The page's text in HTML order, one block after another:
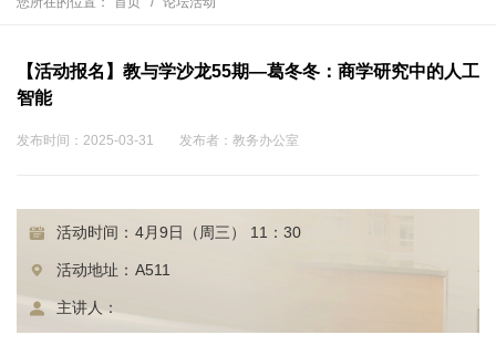
【活动报名】教与学沙龙55期—葛冬冬：商学研究中的人工
智能
发布时间：2025-03-31 发布者：教务办公室
活动时间： 4月9日（周三） 11：30
活动地址： A511
主讲人：